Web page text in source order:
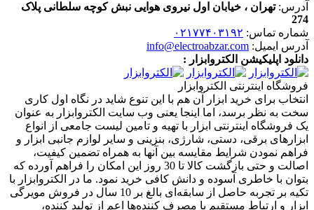
آدرس:تهران ، خیابان اول نیروی هوایی نبش کوچه سلطانی پلاک
274
شماره تماس: ۰۲۱۷۷۴۰۳۱۹۲
آدرس ایمیل: info@electroabzar.com
دانلود اپلیکیشن الکتروابزار :
فروشگاه اینترنتی الکتروابزار
انتخاب برای خرید ابزار آن هم با این تنوع شاید در نگاه اول کاری
سخت به نظر برسد، اما اینجا یعنی وب سایت الکتروابزار به عنوان
یک فروشگاه اینترنتی ابزار با تهیه و تامین لیست جامعی از انواع
ابزار‌های برقی، دستی، شارژی، بنزینی و سایر لوازم جانبی ابزار و
فراهم نمودن شرایط مقایسه بین آنها به همراه تضمین کیفیت،
اصالت و حتی بازگشت کالا تا 30 روز این امکان را فراهم آورده که
بتوان با خاطری آسوده و دانش کافی خرید نمود. ما در الکتروابزار با
تکیه بر تجربه حاصل از سابقه‌ای بالغ بر 10 سال در فروش مویرگی
ابزار و ارتباط مستقیم با مصرف کننده‌ها اعم از تولید کننده،